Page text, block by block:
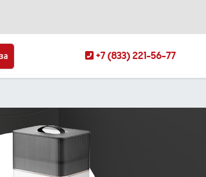
+7 (833) 221-56-77